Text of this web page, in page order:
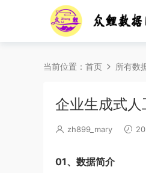
当前位置： 首页 所有数
企业生成式人
zh899_mary
01、数据简介